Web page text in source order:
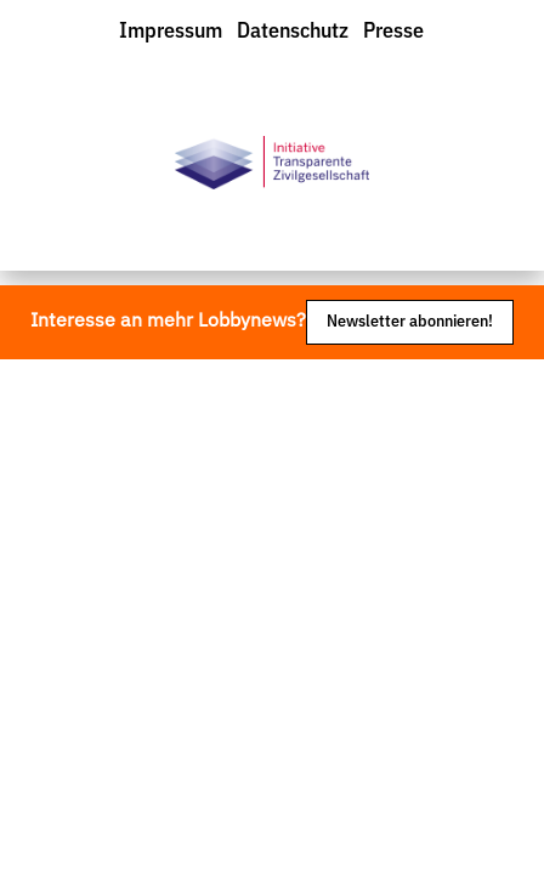
LobbyControl
Impressum Datenschutz Presse
Interesse an mehr Lobbynews? Newsletter abonnieren!